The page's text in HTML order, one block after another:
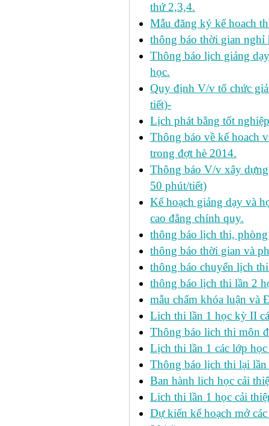
thứ 2,3,4.
Mẫu đăng ký kế hoach
thông báo thời gian
Thông báo lịch giảng
học.
Quy định V/v tổ chức
tiết)-
Lịch phát bằng tốt
Thông báo về kế hoach
trong đợt hè 2014.
Thông báo V/v xây
50 phút/tiết)
Kế hoạch giảng dạy và
cao đẳng chính quy.
thông báo lịch thi,
thông báo thời gian và
thông báo chuyển lịch
thông báo lịch thi lần 2
mẫu chấm khóa luận và
Lich thi lần 1 học kỳ II
Thông báo lich thi môn
Lịch thi lần 1 các lớp
Thông báo lịch thi lại
Ban hành lich học cải
Lich thi lần 1 học cải
Dự kiến kế hoạch mở